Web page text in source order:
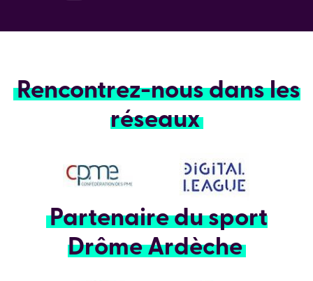
Rencontrez-nous dans les
réseaux
Partenaire du sport
Drôme Ardèche